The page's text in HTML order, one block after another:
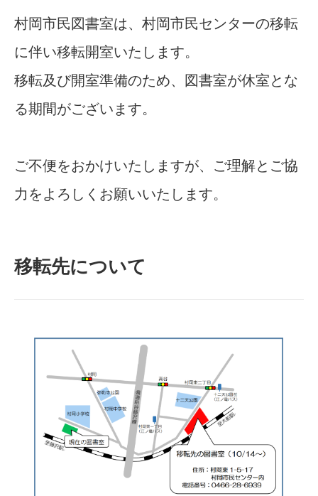
村岡市民図書室は、村岡市民センターの移転
に伴い移転開室いたします。
移転及び開室準備のため、図書室が休室とな
る期間がございます。
ご不便をおかけいたしますが、ご理解とご協
力をよろしくお願いいたします。
移転先について